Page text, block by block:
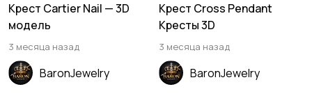
Крест Cartier Nail — 3D
модель
3 месяца назад
BaronJewelry
Крест Cross Pendant
Кресты 3D
3 месяца назад
BaronJewelry